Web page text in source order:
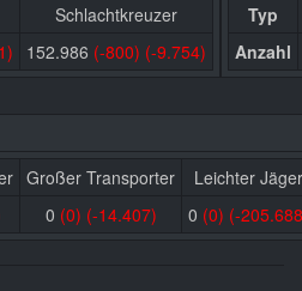
Schlachtkreuzer
152.986 (-800) (-9.754)
Typ
Anzahl
Großer Transporter
Leichter Jäger
0 (0) (-14.407) 0 (0) (-